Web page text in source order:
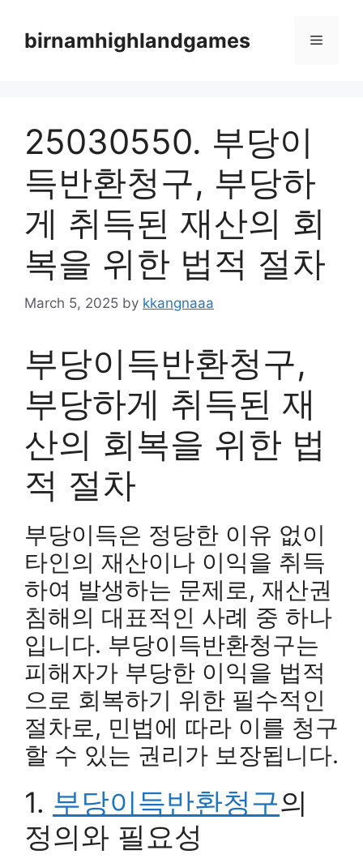
contentbirnamhighlandgames Menu
25030550. 부당이
득반환청구, 부당하
게 취득된 재산의 회
복을 위한 법적 절차
March 5, 2025 by kkangnaaa
부당이득반환청구,
부당하게 취득된 재
산의 회복을 위한 법
적 절차
부당이득은 정당한 이유 없이
타인의 재산이나 이익을 취득
하여 발생하는 문제로, 재산권
침해의 대표적인 사례 중 하나
입니다. 부당이득반환청구는
피해자가 부당한 이익을 법적
으로 회복하기 위한 필수적인
절차로, 민법에 따라 이를 청구
할 수 있는 권리가 보장됩니다.
1. 부당이득반환청구의
정의와 필요성